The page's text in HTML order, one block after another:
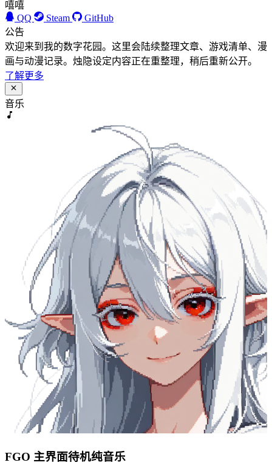
嘻嘻
QQ
Steam
GitHub
公告
欢迎来到我的数字花园。这里会陆续整理文章、游戏清单、漫
画与动漫记录。烛隐设定内容正在重整理，稍后重新公开。
了解更多
音乐
FGO 主界面待机纯音乐